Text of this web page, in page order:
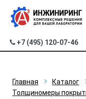
+7 (495) 120-07-46
Главная Каталог
Толщиномеры